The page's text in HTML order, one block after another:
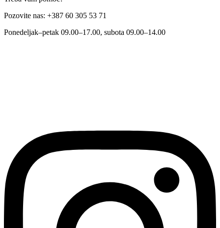
Pozovite nas: +387 60 305 53 71
Ponedeljak–petak 09.00–17.00, subota 09.00–14.00